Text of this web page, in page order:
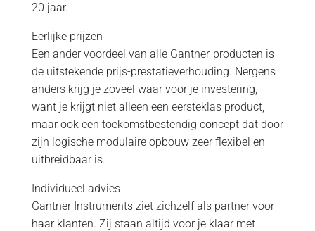
20 jaar.
Eerlijke prijzen
Een ander voordeel van alle Gantner-producten is
de uitstekende prijs-prestatieverhouding. Nergens
anders krijg je zoveel waar voor je investering,
want je krijgt niet alleen een eersteklas product,
maar ook een toekomstbestendig concept dat door
zijn logische modulaire opbouw zeer flexibel en
uitbreidbaar is.
Individueel advies
Gantner Instruments ziet zichzelf als partner voor
haar klanten. Zij staan altijd voor je klaar met